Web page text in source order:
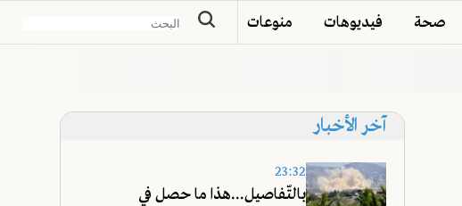
صحة فيديوهات منوعات
آخر الأخبار
23:32
بالتّفاصيل...هذا ما حصل في